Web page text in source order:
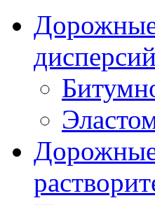
Дорожные
Дорожные